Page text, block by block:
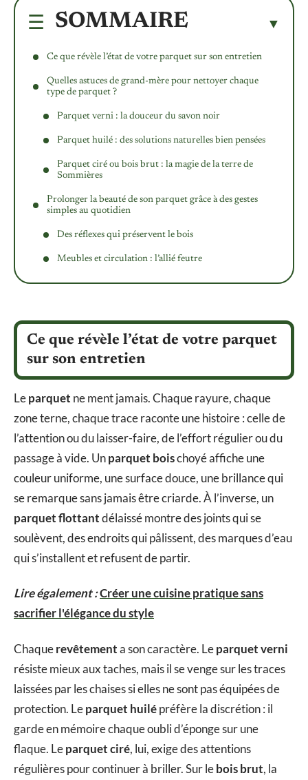
SOMMAIRE
Ce que révèle l’état de votre parquet sur son entretien
Quelles astuces de grand-mère pour nettoyer chaque
type de parquet ?
Parquet verni : la douceur du savon noir
Parquet huilé : des solutions naturelles bien pensées
Parquet ciré ou bois brut : la magie de la terre de
Sommières
Prolonger la beauté de son parquet grâce à des gestes
simples au quotidien
Des réflexes qui préservent le bois
Meubles et circulation : l’allié feutre
Ce que révèle l’état de votre parquet
sur son entretien
Leparquet ne ment jamais. Chaque rayure, chaque
zone terne, chaque trace raconte une histoire : celle de
l’attention ou du laisser-faire, de l’effort régulier ou du
passage à vide. Unparquet boischoyé affiche une
couleur uniforme, une surface douce, une brillance qui
se remarque sans jamais être criarde. À l’inverse, un
parquet flottantdélaissé montre des joints qui se
soulèvent, des endroits qui pâlissent, des marques d’eau
qui s’installent et refusent de partir.
Lire également :Créer une cuisine pratique sans
sacrifier l'élégance du style
Chaquerevêtementa son caractère. Leparquet verni
résiste mieux aux taches, mais il se venge sur les traces
laissées par les chaises si elles ne sont pas équipées de
protection. Leparquet huilépréfère la discrétion : il
garde en mémoire chaque oubli d’éponge sur une
flaque. Leparquet ciré, lui, exige des attentions
régulières pour continuer à briller. Sur lebois brut, la